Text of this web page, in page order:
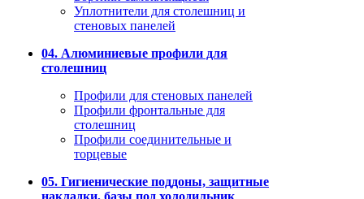
Уплотнители для столешниц и
стеновых панелей
04. Алюминиевые профили для
столешниц
Профили для стеновых панелей
Профили фронтальные для
столешниц
Профили соединительные и
торцевые
05. Гигиенические поддоны, защитные
накладки, базы под холодильник